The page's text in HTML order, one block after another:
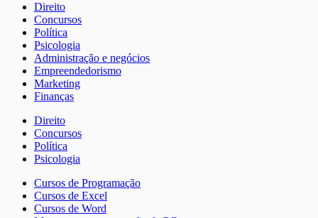
Direito
Concursos
Política
Psicologia
Administração e negócios
Empreendedorismo
Marketing
Finanças
Direito
Concursos
Política
Psicologia
Cursos de Programação
Cursos de Excel
Cursos de Word